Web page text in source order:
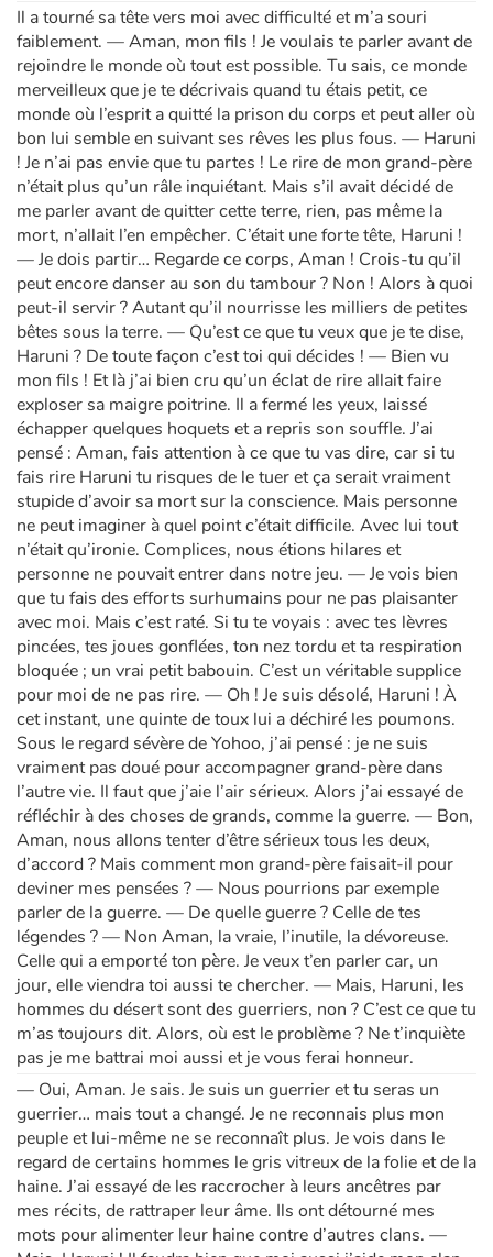
Il a tourné sa tête vers moi avec difficulté et m’a souri
faiblement. — Aman, mon fils ! Je voulais te parler avant de
rejoindre le monde où tout est possible. Tu sais, ce monde
merveilleux que je te décrivais quand tu étais petit, ce
monde où l’esprit a quitté la prison du corps et peut aller où
bon lui semble en suivant ses rêves les plus fous. — Haruni
! Je n’ai pas envie que tu partes ! Le rire de mon grand-père
n’était plus qu’un râle inquiétant. Mais s’il avait décidé de
me parler avant de quitter cette terre, rien, pas même la
mort, n’allait l’en empêcher. C’était une forte tête, Haruni !
— Je dois partir… Regarde ce corps, Aman ! Crois-tu qu’il
peut encore danser au son du tambour ? Non ! Alors à quoi
peut-il servir ? Autant qu’il nourrisse les milliers de petites
bêtes sous la terre. — Qu’est ce que tu veux que je te dise,
Haruni ? De toute façon c’est toi qui décides ! — Bien vu
mon fils ! Et là j’ai bien cru qu’un éclat de rire allait faire
exploser sa maigre poitrine. Il a fermé les yeux, laissé
échapper quelques hoquets et a repris son souffle. J’ai
pensé : Aman, fais attention à ce que tu vas dire, car si tu
fais rire Haruni tu risques de le tuer et ça serait vraiment
stupide d’avoir sa mort sur la conscience. Mais personne
ne peut imaginer à quel point c’était difficile. Avec lui tout
n’était qu’ironie. Complices, nous étions hilares et
personne ne pouvait entrer dans notre jeu. — Je vois bien
que tu fais des efforts surhumains pour ne pas plaisanter
avec moi. Mais c’est raté. Si tu te voyais : avec tes lèvres
pincées, tes joues gonflées, ton nez tordu et ta respiration
bloquée ; un vrai petit babouin. C’est un véritable supplice
pour moi de ne pas rire. — Oh ! Je suis désolé, Haruni ! À
cet instant, une quinte de toux lui a déchiré les poumons.
Sous le regard sévère de Yohoo, j’ai pensé : je ne suis
vraiment pas doué pour accompagner grand-père dans
l’autre vie. Il faut que j’aie l’air sérieux. Alors j’ai essayé de
réfléchir à des choses de grands, comme la guerre. — Bon,
Aman, nous allons tenter d’être sérieux tous les deux,
d’accord ? Mais comment mon grand-père faisait-il pour
deviner mes pensées ? — Nous pourrions par exemple
parler de la guerre. — De quelle guerre ? Celle de tes
légendes ? — Non Aman, la vraie, l’inutile, la dévoreuse.
Celle qui a emporté ton père. Je veux t’en parler car, un
jour, elle viendra toi aussi te chercher. — Mais, Haruni, les
hommes du désert sont des guerriers, non ? C’est ce que tu
m’as toujours dit. Alors, où est le problème ? Ne t’inquiète
pas je me battrai moi aussi et je vous ferai honneur.
— Oui, Aman. Je sais. Je suis un guerrier et tu seras un
guerrier… mais tout a changé. Je ne reconnais plus mon
peuple et lui-même ne se reconnaît plus. Je vois dans le
regard de certains hommes le gris vitreux de la folie et de la
haine. J’ai essayé de les raccrocher à leurs ancêtres par
mes récits, de rattraper leur âme. Ils ont détourné mes
mots pour alimenter leur haine contre d’autres clans. —